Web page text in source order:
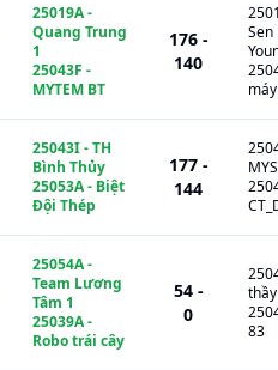
25019A-
Quang Trung
1
25043F -
MYTEM BT
176 -
140
Sen
25043I-TH
Bình Thủy
25053A- Biệt
Đội Thép
177 -
144
25054A-
Team Lương
Tâm 1
25039A-
Robo trái cây
54 -
0
83